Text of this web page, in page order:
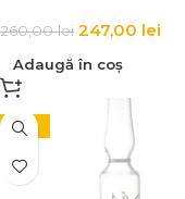
260,00lei 247,00 lei
Adaugă în coș
-10%